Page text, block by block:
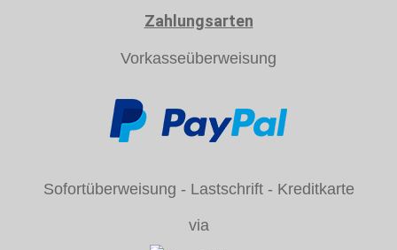
Zahlungsarten
Vorkasseüberweisung
Sofortüberweisung - Lastschrift - Kreditkarte
via